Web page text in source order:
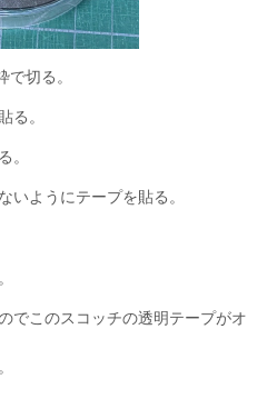
切る。
る。
。
いようにテープを貼る。
でこのスコッチの透明テープがオ